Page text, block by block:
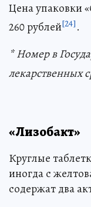
Цена упаковки
260 рублей[24].
* Номер в
лекарственных
«Лизобакт»
Круглые
иногда с
содержат два